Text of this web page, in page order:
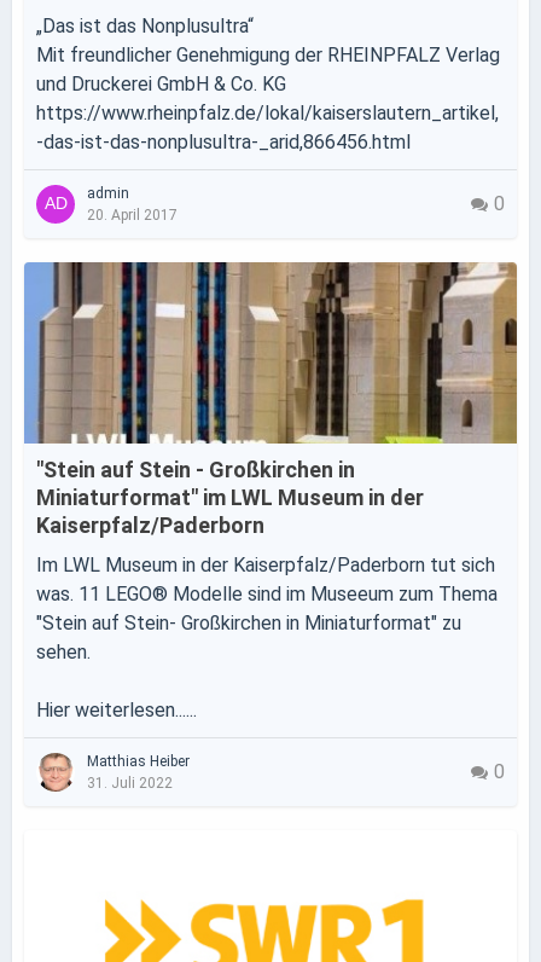
„Das ist das Nonplusultra“
Mit freundlicher Genehmigung der RHEINPFALZ Verlag
und Druckerei GmbH & Co. KG
https://www.rheinpfalz.de/lokal/kaiserslautern_artikel,
-das-ist-das-nonplusultra-_arid,866456.html
admin
20. April 2017
0
"Stein auf Stein - Großkirchen in
Miniaturformat" im LWL Museum in der
Kaiserpfalz/Paderborn
Im LWL Museum in der Kaiserpfalz/Paderborn tut sich
was. 11 LEGO® Modelle sind im Museeum zum Thema
"Stein auf Stein- Großkirchen in Miniaturformat" zu
sehen.
Hier weiterlesen......
Matthias Heiber
31. Juli 2022
0